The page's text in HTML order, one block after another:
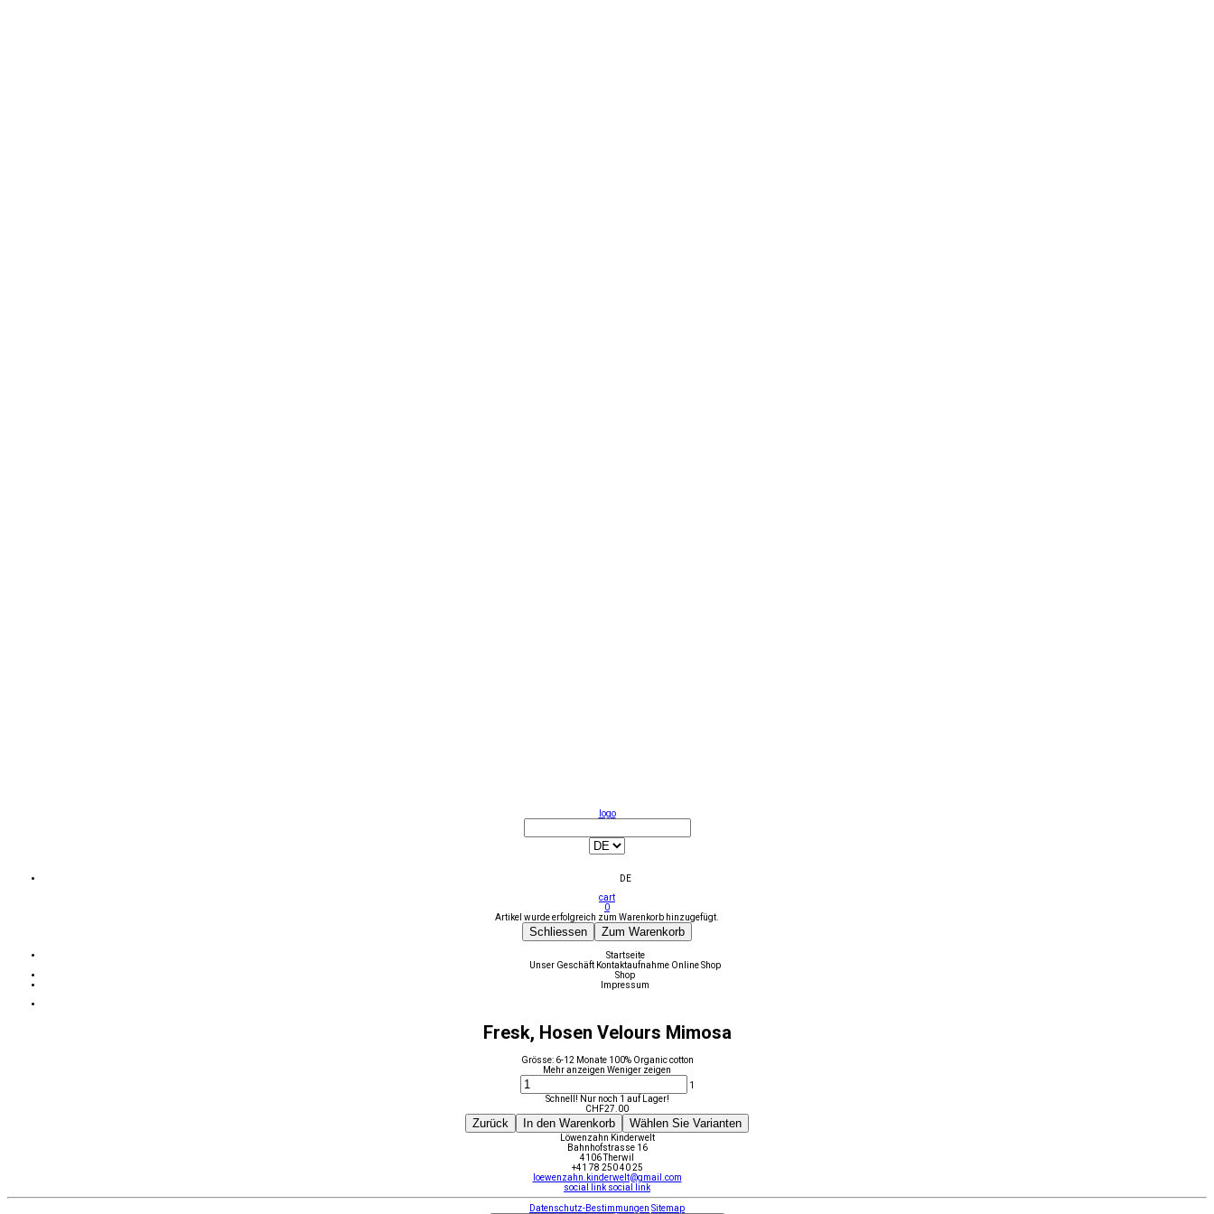
logo
DE
cart
0
Artikel wurde erfolgreich zum Warenkorb hinzugefügt.
Schliessen Zum Warenkorb
Startseite
Unser Geschäft Kontaktaufnahme Online Shop
Shop
Impressum
Fresk, Hosen Velours Mimosa
Grösse: 6-12 Monate 100% Organic cotton
Mehr anzeigen Weniger zeigen
1
Schnell! Nur noch 1 auf Lager!
CHF27.00
Zurück In den Warenkorb Wählen Sie Varianten
Löwenzahn Kinderwelt
Bahnhofstrasse 16
4106 Therwil
+41 78 250 40 25
loewenzahn.kinderwelt@gmail.com
social link social link
Datenschutz-Bestimmungen Sitemap